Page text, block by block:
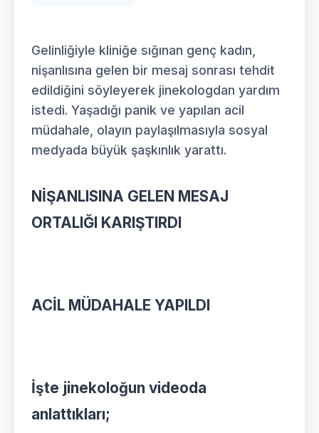
Gelinliğiyle kliniğe sığınan genç kadın,
nişanlısına gelen bir mesaj sonrası tehdit
edildiğini söyleyerek jinekologdan yardım
istedi. Yaşadığı panik ve yapılan acil
müdahale, olayın paylaşılmasıyla sosyal
medyada büyük şaşkınlık yarattı.
NİŞANLISINA GELEN MESAJ
ORTALIĞI KARIŞTIRDI
ACİL MÜDAHALE YAPILDI
İşte jinekoloğun videoda
anlattıkları;